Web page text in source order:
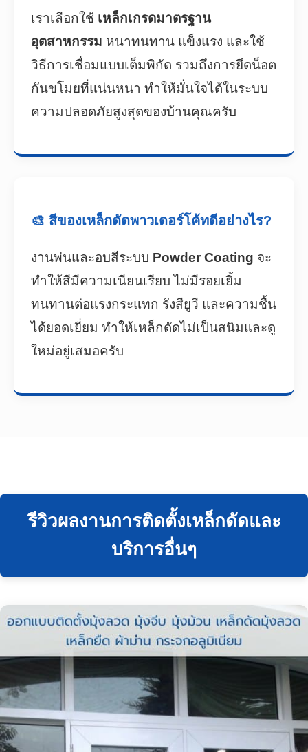
เราเลือกใช้ เหล็กเกรดมาตรฐาน
อุตสาหกรรม หนาทนทาน แข็งแรง และใช้
วิธีการเชื่อมแบบเต็มพิกัด รวมถึงการยึดน็อต
กันขโมยที่แน่นหนา ทำให้มั่นใจได้ในระบบ
ความปลอดภัยสูงสุดของบ้านคุณครับ
🎨 สีของเหล็กดัดพาวเดอร์โค้ทดีอย่างไร?
งานพ่นและอบสีระบบ Powder Coating จะ
ทำให้สีมีความเนียนเรียบ ไม่มีรอยเยิ้ม
ทนทานต่อแรงกระแทก รังสียูวี และความชื้น
ได้ยอดเยี่ยม ทำให้เหล็กดัดไม่เป็นสนิมและดู
ใหม่อยู่เสมอครับ
รีวิวผลงานการติดตั้งเหล็กดัดและ
บริการอื่นๆ